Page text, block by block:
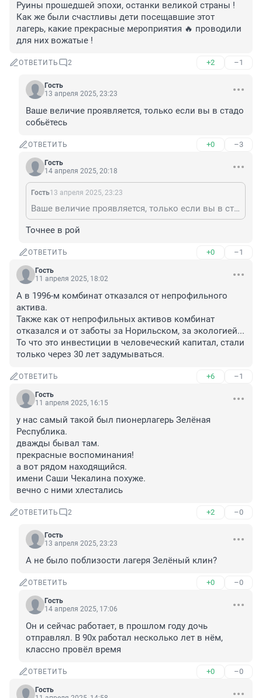
Руины прошедшей эпохи, останки великой страны !
Как же были счастливы дети посещавшие этот
лагерь, какие прекрасные мероприятия 🔥 проводили
для них вожатые !
ОТВЕТИТЬ 2 +2 –1
Гость
13 апреля 2025, 23:23
Ваше величие проявляется, только если вы в стадо
собьётесь
ОТВЕТИТЬ +0 –3
Гость
14 апреля 2025, 20:18
Гость13 апреля 2025, 23:23
Ваше величие проявляется, только если вы в стадо собьётесь
Точнее в рой
ОТВЕТИТЬ +0 –1
Гость
11 апреля 2025, 18:02
А в 1996-м комбинат отказался от непрофильного
актива.
Также как от непрофильных активов комбинат
отказался и от заботы за Норильском, за экологией...
То что это инвестиции в человеческий капитал, стали
только через 30 лет задумываться.
ОТВЕТИТЬ +6 –1
Гость
11 апреля 2025, 16:15
у нас самый такой был пионерлагерь Зелёная
Республика.
дважды бывал там.
прекрасные воспоминания!
а вот рядом находящийся.
имени Саши Чекалина похуже.
вечно с ними хлестались
ОТВЕТИТЬ 2 +2 –0
Гость
13 апреля 2025, 23:23
А не было поблизости лагеря Зелёный клин?
ОТВЕТИТЬ +0 –0
Гость
14 апреля 2025, 17:06
Он и сейчас работает, в прошлом году дочь
отправлял. В 90х работал несколько лет в нём,
классно провёл время
ОТВЕТИТЬ +0 –0
Гость